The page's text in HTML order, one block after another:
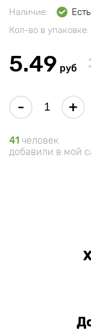
Наличие:
Кол-во в упаковке:
5.49 руб
- +
41 человек
добавили в мой